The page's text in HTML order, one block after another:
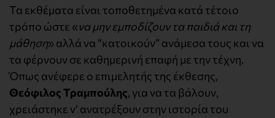
Τα εκθέματα είναι τοποθετημένα κατά τέτοιο
τρόπο ώστε «να μην εμποδίζουν τα παιδιά και τη
μάθηση» αλλά να “κατοικούν” ανάμεσα τους και να
τα φέρνουν σε καθημερινή επαφή με την τέχνη.
Όπως ανέφερε ο επιμελητής της έκθεσης,
Θεόφιλος Τραμπούλης, για να τα βάλουν,
χρειάστηκε ν’ ανατρέξουν στην ιστορία του